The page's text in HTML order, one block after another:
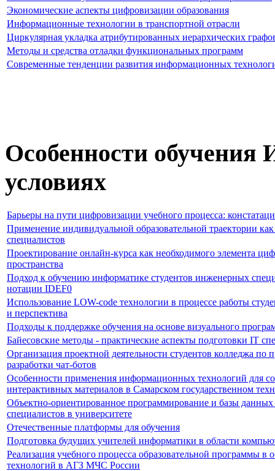
Экономические аспекты цифровизации образования
Информационные технологии в транспортной отрасли
Циркулярная укладка атрибутированных иерархических
Методы и средства отладки функциональных программ
Современные тенденции развития информационных
Особенности обучения
условиях
Барьеры на пути цифровизации учебного процесса:
Применение индивидуальной образовательной траектории
специалистов
Проектирование онлайн-курса как необходимого элемента
пространства
Подход к обучению информатике студентов инженерных
нотации IDEF0
Использование LOW-code технологии в процессе работы
и перспектива
Подходы к поддержке обучения на основе визуального
Байесовские методы - практические аспекты подготовки IT
Организация проектной деятельности студентов колледжа
разработки чат-ботов
Особенности применения информационных технологий для
интерактивных материалов в Самарском государственном
Объектно-ориентированное программирование и базы
специалистов в университете
Отечественные платформы для обучения
Подготовка будущих учителей информатики в области
Реализация учебного процесса образовательной программы
технологий в АГЗ МЧС России